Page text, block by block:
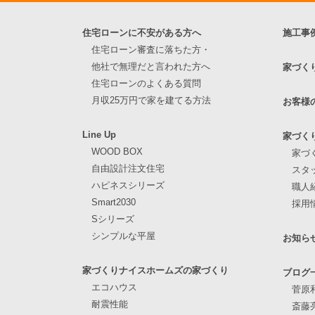
住宅ローンに不安がある方へ
住宅ローン審査に落ちた方・
他社で無理だと言われた方へ
住宅ローンのよくある質問
月収25万円で家を建てる方法
Line Up
WOOD BOX
自由設計注文住宅
ハピネスシリーズ
Smart2030
Sシリーズ
シンプルな平屋
家づくりナイスホームズの家づくり
エコハウス
耐震性能
施工事
家づく
お客様
家づく
家づ
スタ
職人
採用
お知ら
ブログ
菅原
斎藤